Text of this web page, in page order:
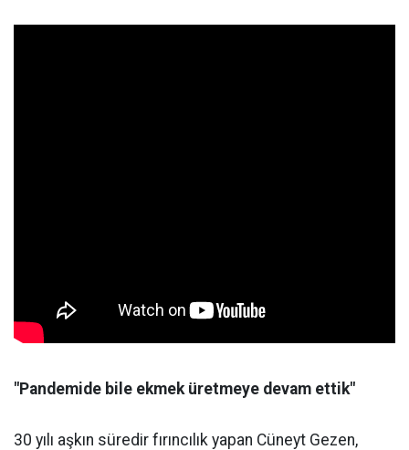
"Pandemide bile ekmek üretmeye devam ettik"
30 yılı aşkın süredir fırıncılık yapan Cüneyt Gezen,